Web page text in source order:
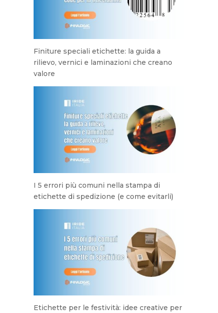
Finiture speciali etichette: la guida a
rilievo, vernici e laminazioni che creano
valore
I 5 errori più comuni nella stampa di
etichette di spedizione (e come evitarli)
Etichette per le festività: idee creative per